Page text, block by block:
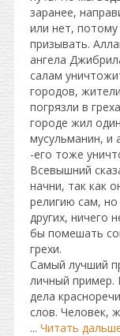
заранее,
или нет,
призывать.
ангела
салам
городов,
погрязли в
городе жил один
мусульманин, и
-его тоже
Всевышний
начни, так как
религию сам,
других, ничего
бы помешать
грехи.
Самый лучший
личный пример.
дела
слов. Человек,
... Читать